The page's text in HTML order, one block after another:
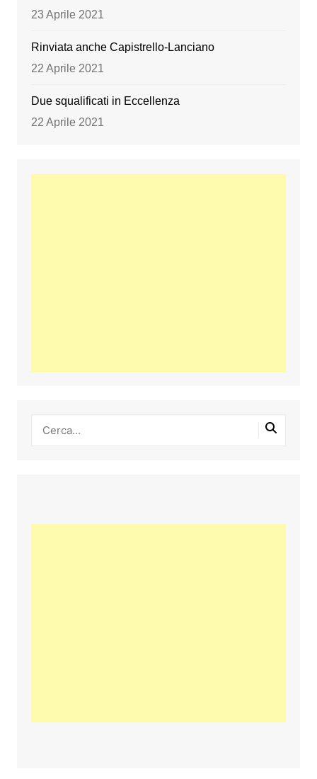
23 Aprile 2021
Rinviata anche Capistrello-Lanciano
22 Aprile 2021
Due squalificati in Eccellenza
22 Aprile 2021